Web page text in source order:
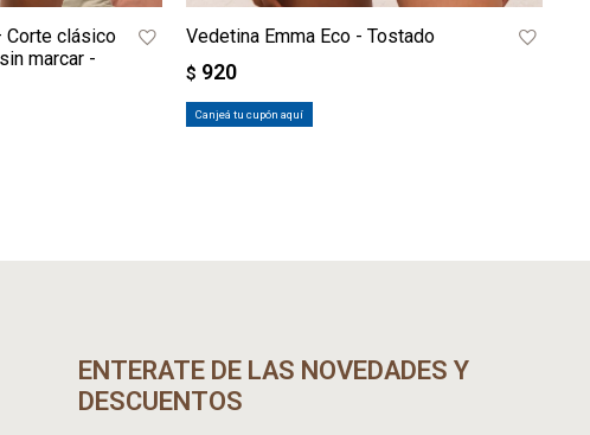
Corte clásico
marcar -
Vedetina Emma Eco - Tostado
$ 920
Canjeá tu cupón aquí
ENTERATE DE LAS NOVEDADES Y
DESCUENTOS